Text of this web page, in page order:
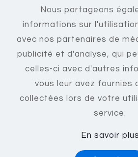
Créer un
Se
© ProFacto 2017 - 2023
Nous partageons
informations sur
avec nos partenaires de
publicité et d'analyse, qui
celles-ci avec d'autres
vous leur avez fournies
collectées lors de votre
service.
En savoir plus